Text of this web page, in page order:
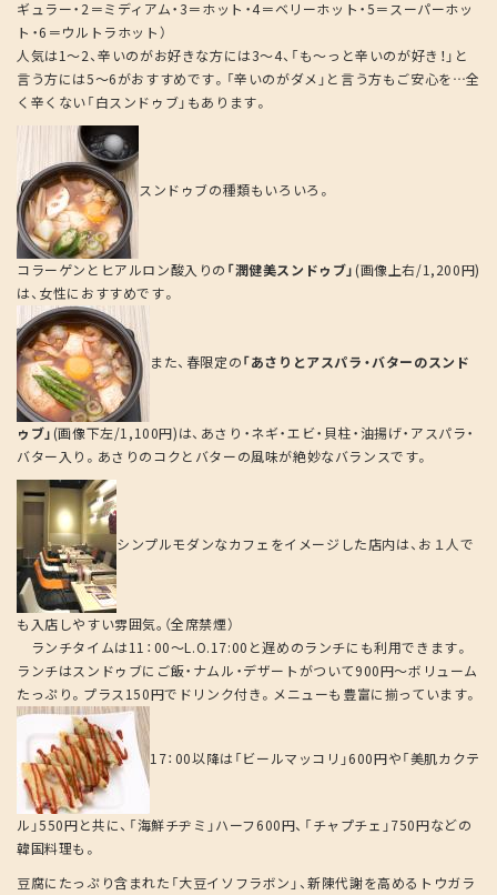
ギュラー・2＝ミディアム・3＝ホット・4＝ベリーホット・5＝スーパーホッ
ト・6＝ウルトラホット）
人気は1～2、辛いのがお好きな方には3～4、「も～っと辛いのが好き！」と
言う方には5～6がおすすめです。「辛いのがダメ」と言う方もご安心を…全
く辛くない「白スンドゥブ」もあります。
スンドゥブの種類もいろいろ。
コラーゲンとヒアルロン酸入りの 「潤健美スンドゥブ」 (画像上右/1,200円)
は、女性におすすめです。
また、春限定の「あさりとアスパラ・バターのスンド
ゥブ」 (画像下左/1,100円)は、あさり・ネギ・エビ・貝柱・油揚げ・アスパラ・
バター入り。あさりのコクとバターの風味が絶妙なバランスです。
シンプルモダンなカフェをイメージした店内は、お１人で
も入店しやすい雰囲気｡（全席禁煙）
ランチタイムは11：00～L.O.17:00と遅めのランチにも利用できます。
ランチはスンドゥブにご飯・ナムル・デザートがついて900円～ボリューム
たっぷり。プラス150円でドリンク付き。メニューも豊富に揃っています。
17：00以降は「ビールマッコリ」600円や「美肌カクテ
ル」550円と共に、「海鮮チヂミ」ハーフ600円、「チャプチェ」750円などの
韓国料理も。
豆腐にたっぷり含まれた「大豆イソフラボン」、新陳代謝を高めるトウガラ